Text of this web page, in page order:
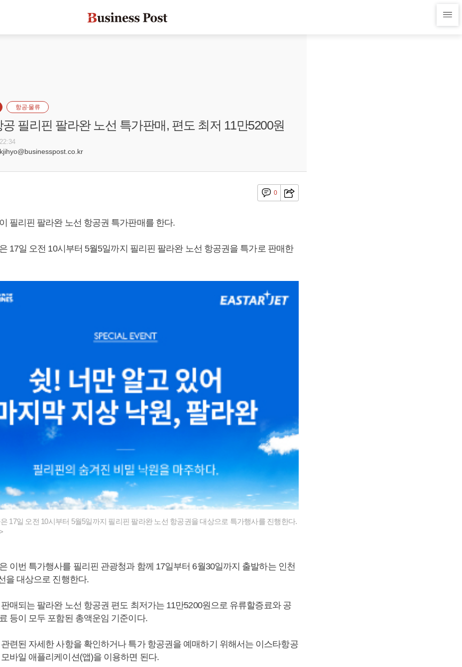
항공·물류
필리핀 팔라완 노선 특가판매, 편도 최저 11만5200원
0
필리핀 팔라완 노선 항공권 특가판매를 한다.
17일 오전 10시부터 5월5일까지 필리핀 팔라완 노선 항공권을 특가로 판매한
17일 오전 10시부터 5월5일까지 필리핀 팔라완 노선 항공권을 대상으로 특가행사를 진행한다.
이번 특가행사를 필리핀 관광청과 함께 17일부터 6월30일까지 출발하는 인천
을 대상으로 진행한다.
매되는 팔라완 노선 항공권 편도 최저가는 11만5200원으로 유류할증료와 공
등이 모두 포함된 총액운임 기준이다.
련된 자세한 사항을 확인하거나 특가 항공권을 예매하기 위해서는 이스타항공
바일 애플리케이션(앱)을 이용하면 된다.